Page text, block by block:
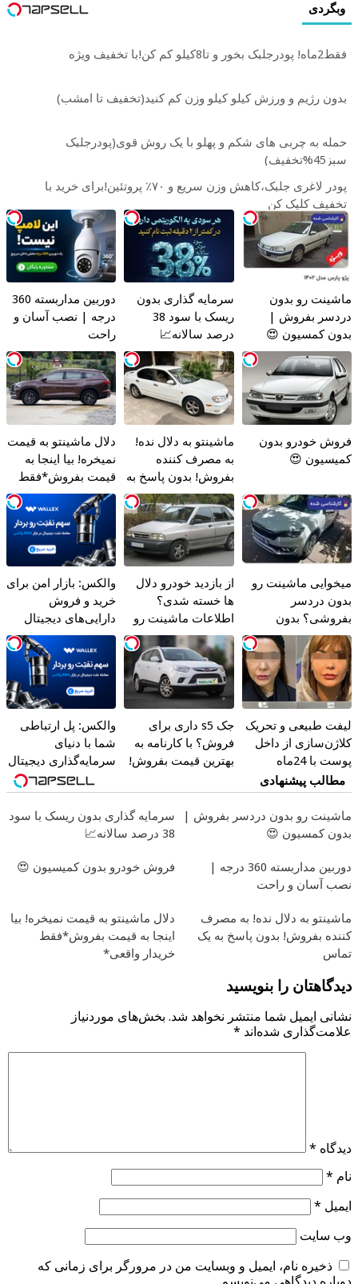
وبگردی
فقط2ماه! پودرجلبک بخور و تا8کیلو کم کن!با تخفیف ویژه
بدون رژیم و ورزش کیلو کیلو وزن کم کنید(تخفیف تا امشب)
حمله به چربی های شکم و پهلو با یک روش قوی(پودرجلبک
سبز45%تخفیف)
پودر لاغری جلبک،کاهش وزن سریع و ۷۰٪ پروتئین!برای خرید با
تخفیف کلیک کن
ماشینت رو بدون
دردسر بفروش |
بدون کمسیون 😍
سرمایه گذاری بدون
ریسک با سود 38
درصد سالانه📈
دوربین مداربسته 360
درجه | نصب آسان و
راحت
فروش خودرو بدون
کمیسیون 😍
ماشینتو به دلال نده!
به مصرف کننده
بفروش! بدون پاسخ به
یک تماس
دلال ماشینتو به قیمت
نمیخره! بیا اینجا به
قیمت بفروش*فقط
خریدار واقعی*
میخوایی ماشینت رو
بدون دردسر
بفروشی؟ بدون
کمیسیون
از بازدید خودرو دلال
ها خسته شدی؟
اطلاعات ماشینت رو
اینجا ثبت کن
والکس: بازار امن برای
خرید و فروش
دارایی‌های دیجیتال
لیفت طبیعی و تحریک
کلاژن‌سازی از داخل
پوست با 24ماه
ماندگاری ✅ جوان شو
جک s5 داری برای
فروش؟ با کارنامه به
بهترین قیمت بفروش!
والکس: پل ارتباطی
شما با دنیای
سرمایه‌گذاری دیجیتال
مطالب پیشنهادی
ماشینت رو بدون دردسر بفروش |
بدون کمسیون 😍
سرمایه گذاری بدون ریسک با سود
38 درصد سالانه📈
دوربین مداربسته 360 درجه |
نصب آسان و راحت
فروش خودرو بدون کمیسیون 😍
ماشینتو به دلال نده! به مصرف
کننده بفروش! بدون پاسخ به یک
تماس
دلال ماشینتو به قیمت نمیخره! بیا
اینجا به قیمت بفروش*فقط
خریدار واقعی*
دیدگاهتان را بنویسید
نشانی ایمیل شما منتشر نخواهد شد. بخش‌های موردنیاز
علامت‌گذاری شده‌اند *
دیدگاه *
نام *
ایمیل *
وب‌ سایت
ذخیره نام، ایمیل و وبسایت من در مرورگر برای زمانی که